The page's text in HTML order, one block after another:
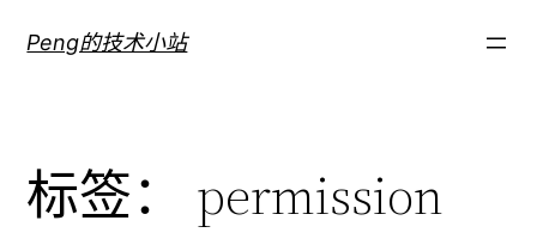
Peng的技术小站
标签： permission